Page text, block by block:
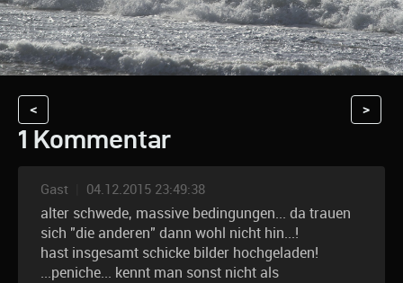
< >
1 Kommentar
Gast 04.12.2015 23:49:38
alter schwede, massive bedingungen... da trauen
sich "die anderen" dann wohl nicht hin...!
hast insgesamt schicke bilder hochgeladen!
...peniche... kennt man sonst nicht als